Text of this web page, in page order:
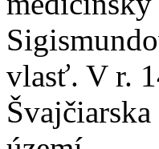
vlasť. V r.